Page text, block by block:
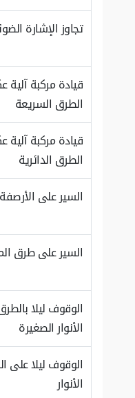
تجاوز الإشارة
قيادة مركبة
الطرق السريعة
قيادة مركبة
الطرق الدائرية
السير على
السير على طرق
الوقوف ليلا
الأنوار الصغيرة
الوقوف ليلا
الأنوار